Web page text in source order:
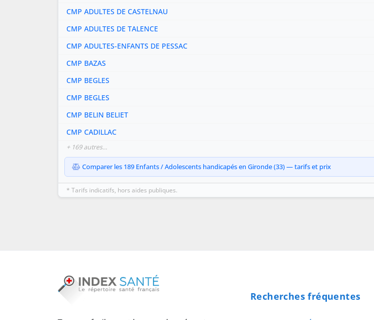
CMP ADULTES DE CASTELNAU
CMP ADULTES DE TALENCE
CMP ADULTES-ENFANTS DE PESSAC
CMP BAZAS
CMP BEGLES
CMP BEGLES
CMP BELIN BELIET
CMP CADILLAC
+ 169 autres…
Comparer les 189 Enfants / Adolescents handicapés en Gironde (33) — tarifs et prix
* Tarifs indicatifs, hors aides publiques.
Recherches fréquentes